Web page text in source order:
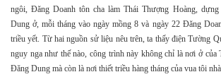
ngôi, Đăng Doanh tôn cha làm Thái Thượng Hoàng,
Dung ở, mỗi tháng vào ngày mồng 8 và ngày 22 Đăng
triều yết. Từ hai nguồn sử liệu nêu trên, ta thấy điện Tường
nguy nga như thế nào, công trình này không chỉ là nơi ở của
Đăng Dung mà còn là nơi thiết triều hàng tháng của vua tôi